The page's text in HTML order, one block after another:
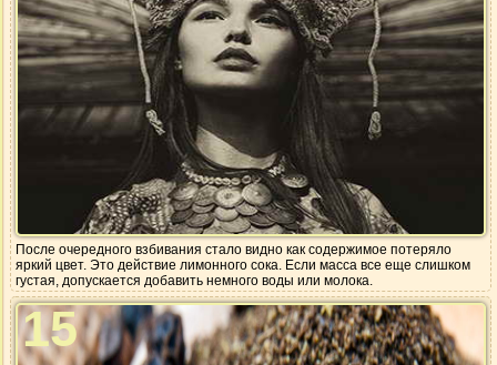
После очередного взбивания стало видно как содержимое потеряло
яркий цвет. Это действие лимонного сока. Если масса все еще слишком
густая, допускается добавить немного воды или молока.
15